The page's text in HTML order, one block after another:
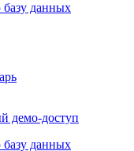
данных